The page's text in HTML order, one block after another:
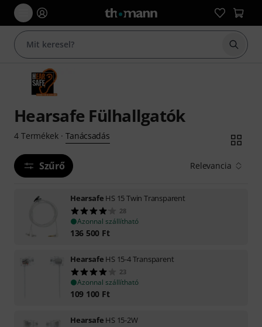
Hearsafe Fülhallgatók
4 Termékek· Tanácsadás
Szűrő Relevancia
Hearsafe HS 15 Twin Transparent
28
Azonnal szállítható
136 500 Ft
Hearsafe HS 15-4 Transparent
23
Azonnal szállítható
109 100 Ft
Hearsafe HS 15-2W